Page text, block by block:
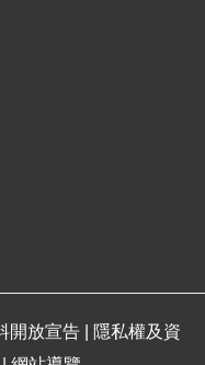
開放宣告
隱私權及資